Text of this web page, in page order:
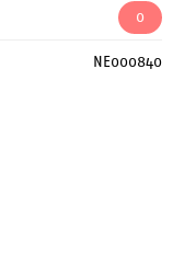
0
NE000840